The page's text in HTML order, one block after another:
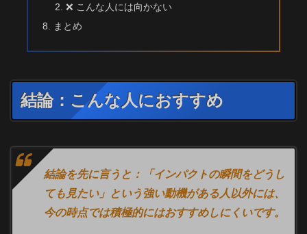
❌ こんな人には向かない
まとめ
結論：こんな人におすすめ
結論を先に言うと：「インパクトの瞬間をどうし
ても見たい」という強い動機がある人以外には、
今の時点では積極的にはおすすめしにくいです。